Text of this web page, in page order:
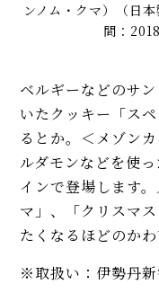
ンノム・クマ）（日
間：
ベルギーなどのサ
いたクッキー「ス
るとか。＜メゾン
ルダモンなどを使
インで登場します
マ」、「クリスマ
たくなるほどのかわ
※取扱い：伊勢丹